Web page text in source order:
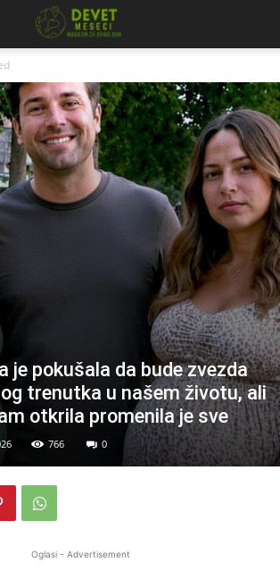
je pokušala da bude zvezda
trenutka u našem životu, ali
otkrila promenila je sve
766 0
Oglasi - Advertisement